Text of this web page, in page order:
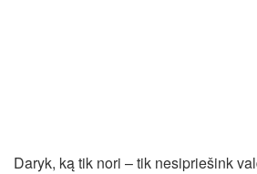
Daryk, ką tik nori – tik nesipriešink